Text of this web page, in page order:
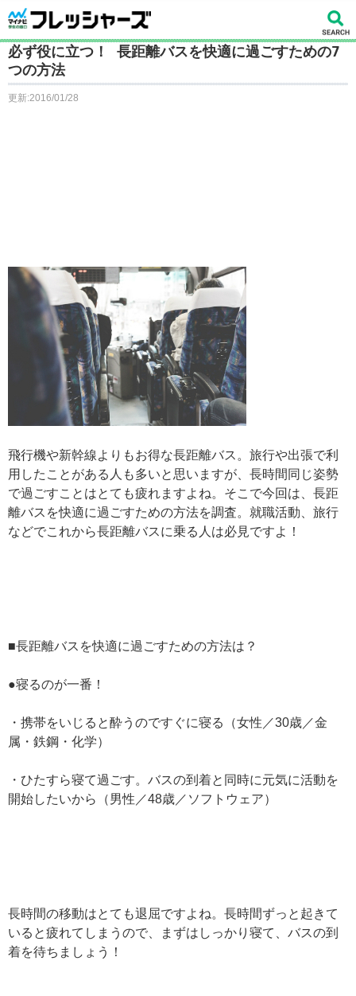
必ず役に立つ！ 長距離バスを快適に過ごすための7
つの方法
更新:2016/01/28
飛行機や新幹線よりもお得な長距離バス。旅行や出張で利
用したことがある人も多いと思いますが、長時間同じ姿勢
で過ごすことはとても疲れますよね。そこで今回は、長距
離バスを快適に過ごすための方法を調査。就職活動、旅行
などでこれから長距離バスに乗る人は必見ですよ！
■長距離バスを快適に過ごすための方法は？
●寝るのが一番！
・携帯をいじると酔うのですぐに寝る（女性／30歳／金
属・鉄鋼・化学）
・ひたすら寝て過ごす。バスの到着と同時に元気に活動を
開始したいから（男性／48歳／ソフトウェア）
長時間の移動はとても退屈ですよね。長時間ずっと起きて
いると疲れてしまうので、まずはしっかり寝て、バスの到
着を待ちましょう！